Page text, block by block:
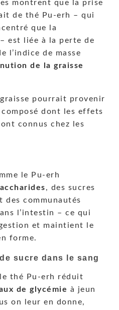
montrent que la prise
de thé Pu-erh – qui
que la
est liée à la perte de
l’indice de masse
de la graisse
pourrait provenir
dont les effets
connus chez les
le Pu-erh
, des sucres
communautés
l’intestin – ce qui
et maintient le
forme.
sucre dans le sang
thé Pu-erh réduit
de glycémie à jeun
on leur en donne,